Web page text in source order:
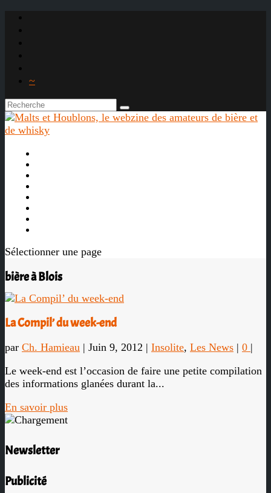
~
Sélectionner une page
bière à Blois
La Compil’ du week-end
par Ch. Hamieau | Juin 9, 2012 | Insolite, Les News | 0 |
Le week-end est l’occasion de faire une petite compilation
des informations glanées durant la...
En savoir plus
Newsletter
Publicité